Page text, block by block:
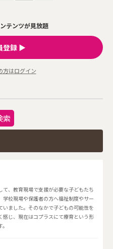
テンツが見放題
登録 ▶
方はログイン
索
、教育現場で支援が必要な子どもたち
校現場や保護者の方へ福祉制度やサー
ました。そのなかで子どもの可能性を
じ、現在はコプラスにて療育という形